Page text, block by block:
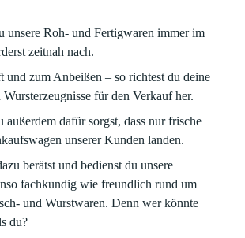
unsere Roh- und Fertigwaren immer im
zeitnah nach.
und zum Anbeißen – so richtest du deine
für den Verkauf her.
außerdem dafür sorgst, dass nur frische
unserer Kunden landen.
berätst und bedienst du unsere
fachkundig wie freundlich rund um
und Wurstwaren. Denn wer könnte
du?